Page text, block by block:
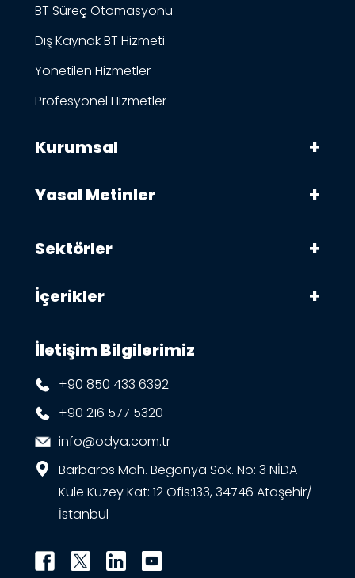
BT Süreç Otomasyonu
Dış Kaynak BT Hizmeti
Yönetilen Hizmetler
Profesyonel Hizmetler
Kurumsal
Yasal Metinler
Sektörler
İçerikler
İletişim Bilgilerimiz
+90 850 433 6392
+90 216 577 5320
info@odya.com.tr
Barbaros Mah. Begonya Sok. No: 3 NİDA
Kule Kuzey Kat: 12 Ofis:133, 34746 Ataşehir/
İstanbul